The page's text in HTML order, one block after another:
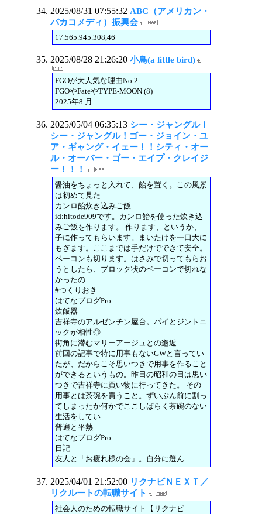
2025/08/31 07:55:32 ABC（アメリカン・
バカコメディ）振興会
17.565.945.308,46
2025/08/28 21:26:20 小鳥(a little bird)
FGOが大人気な理由No.2
FGOやFateやTYPE-MOON (8)
2025年8 月
2025/05/04 06:35:13 シー・ジャングル！
シー・ジャングル！ゴー・ジョイン・ユ
ア・ギャング・イェー！！シティ・オー
ル・オーバー・ゴー・エイプ・クレイジ
ー！！！
醤油をちょっと入れて、飴を置く。この風景
は初めて見た
カンロ飴炊き込みご飯
id:hitode909です。カンロ飴を使った炊き込
みご飯を作ります。 作ります、というか、
子に作ってもらいます。まいたけを一口大に
もぎます。ここまでは手だけでできて安全。
ベーコンも切ります。はさみで切ってもらお
うとしたら、ブロック状のベーコンで切れな
かったの…
#つくりおき
はてなブログPro
炊飯器
吉祥寺のアルゼンチン屋台。パイとジントニ
ックが相性◎
街角に潜むマリーアージュとの邂逅
前回の記事で特に用事もないGWと言ってい
たが、だからこそ思いつきで用事を作ること
ができるというもの。昨日の昭和の日は思い
つきで吉祥寺に買い物に行ってきた。 その
用事とは茶碗を買うこと。ずいぶん前に割っ
てしまったか何かでここしばらく茶碗のない
生活をしてい…
普遍と平熱
はてなブログPro
日記
友人と「お疲れ様の会」。自分に選ん
2025/04/01 21:52:00 リクナビＮＥＸＴ／
リクルートの転職サイト
社会人のための転職サイト【リクナビ